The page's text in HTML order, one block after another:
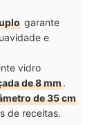
garante
e
vidro
de 8 mm.
de 35 cm
de receitas.